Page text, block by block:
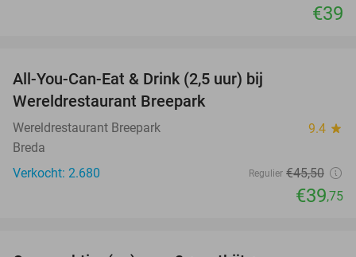
€39
All-You-Can-Eat & Drink (2,5 uur) bij
Wereldrestaurant Breepark
Wereldrestaurant Breepark 9.4 star
Breda
Verkocht: 2.680
Regulier €45,50
€39,75